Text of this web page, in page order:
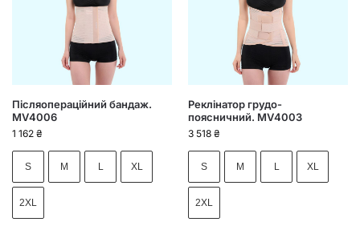
Післяопераційний бандаж.
MV4006
1 162 ₴
S M L XL
2XL
Реклінатор грудо-
поясничний. MV4003
3 518 ₴
S M L XL
2XL